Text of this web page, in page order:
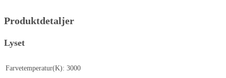
Produktdetaljer
Lyset
Farvetemperatur(K): 3000